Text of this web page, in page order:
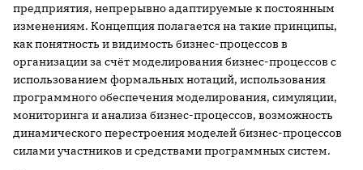
предприятия, непрерывно адаптируемые к постоянным
изменениям. Концепция полагается на такие принципы,
как понятность и видимость бизнес-процессов в
организации за счёт моделирования бизнес-процессов с
использованием формальных нотаций, использования
программного обеспечения моделирования, симуляции,
мониторинга и анализа бизнес-процессов, возможность
динамического перестроения моделей бизнес-процессов
силами участников и средствами программных систем.